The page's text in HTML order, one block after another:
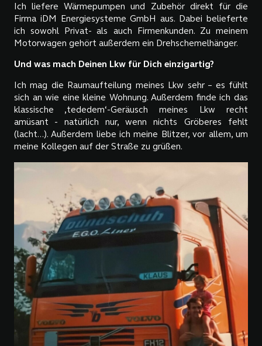
Ich liefere Wärmepumpen und Zubehör direkt für die
Firma iDM Energiesysteme GmbH aus. Dabei belieferte
ich sowohl Privat- als auch Firmenkunden. Zu meinem
Motorwagen gehört außerdem ein Drehschemelhänger.
Und was mach Deinen Lkw für Dich einzigartig?
Ich mag die Raumaufteilung meines Lkw sehr – es fühlt
sich an wie eine kleine Wohnung. Außerdem finde ich das
klassische ‚tededem‘-Geräusch meines Lkw recht
amüsant - natürlich nur, wenn nichts Gröberes fehlt
(lacht...). Außerdem liebe ich meine Blitzer, vor allem, um
meine Kollegen auf der Straße zu grüßen.